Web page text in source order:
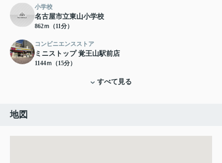
小学校
名古屋市立東山小学校
862ｍ（11分）
コンビニエンスストア
ミニストップ 覚王山駅前店
1144ｍ（15分）
すべて見る
地図